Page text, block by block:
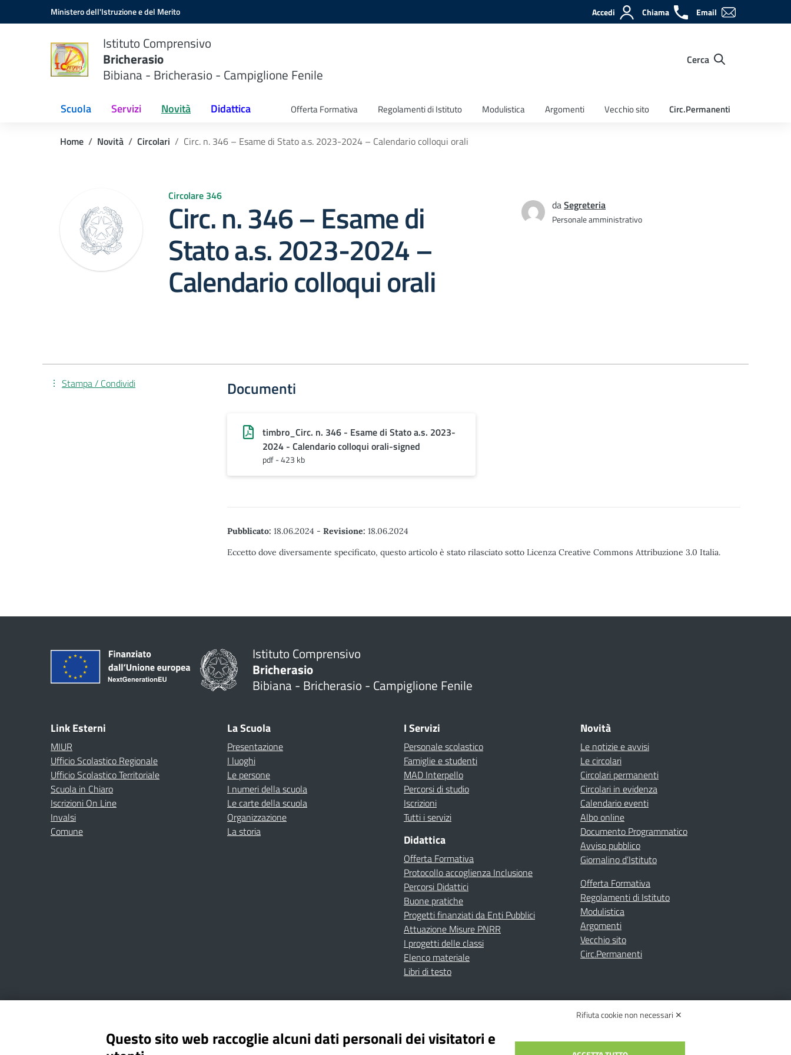
Vai ai contenuti
Vai al menu di navigazioneMinistero dell'Istruzione e del Merito Accedi Chiama Email
Istituto Comprensivo
Bricherasio
Bibiana - Bricherasio - Campiglione Fenile
Cerca
Scuola Servizi Novità Didattica Offerta Formativa Regolamenti di Istituto Modulistica Argomenti Vecchio sito Circ.Permanenti
Home Novità Circolari Circ. n. 346 – Esame di Stato a.s. 2023-2024 – Calendario colloqui orali
Circolare 346
Circ. n. 346 – Esame di
Stato a.s. 2023-2024 –
Calendario colloqui orali
daSegreteria
Personale amministrativo
Documenti
timbro_Circ. n. 346 - Esame di Stato a.s. 2023-
2024 - Calendario colloqui orali-signed
pdf - 423 kb
Pubblicato: 18.06.2024 - Revisione: 18.06.2024
Eccetto dove diversamente specificato, questo articolo è stato rilasciato sotto Licenza Creative Commons Attribuzione 3.0 Italia.
Stampa / Condividi
Istituto Comprensivo
Bricherasio
Bibiana - Bricherasio - Campiglione Fenile
Link Esterni
MIUR
Ufficio Scolastico Regionale
Ufficio Scolastico Territoriale
Scuola in Chiaro
Iscrizioni On Line
Invalsi
Comune
La Scuola
Presentazione
I luoghi
Le persone
I numeri della scuola
Le carte della scuola
Organizzazione
La storia
I Servizi
Personale scolastico
Famiglie e studenti
MAD Interpello
Percorsi di studio
Iscrizioni
Tutti i servizi
Didattica
Offerta Formativa
Protocollo accoglienza Inclusione
Percorsi Didattici
Buone pratiche
Progetti finanziati da Enti Pubblici
Attuazione Misure PNRR
I progetti delle classi
Elenco materiale
Libri di testo
Novità
Le notizie e avvisi
Le circolari
Circolari permanenti
Circolari in evidenza
Calendario eventi
Albo online
Documento Programmatico
Avviso pubblico
Giornalino d’Istituto
Offerta Formativa
Regolamenti di Istituto
Modulistica
Argomenti
Vecchio sito
Circ.Permanenti
Amministrazione TrasparenteAlbo onlinePrivacy PolicyDichiarazione di accessibilitàContattiNote Legali
Rifiuta cookie non necessari ✕
Questo sito web raccoglie alcuni dati personali dei visitatori e